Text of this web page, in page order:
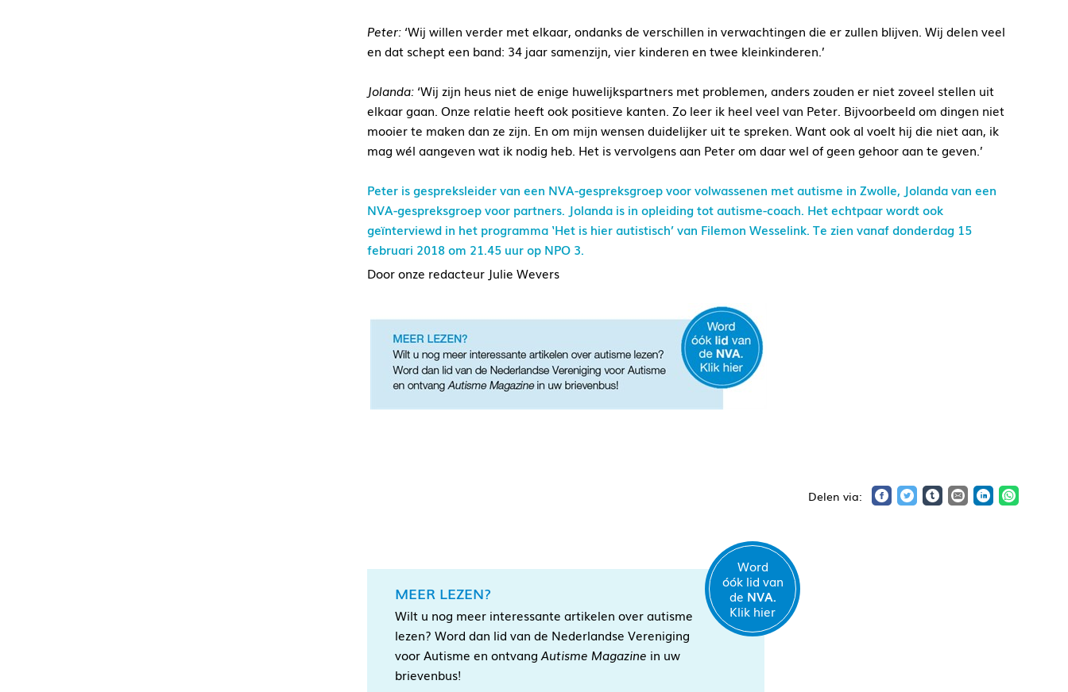
Peter: ‘Wij willen verder met elkaar, ondanks de verschillen in verwachtingen die er zullen blijven. Wij delen veel
en dat schept een band: 34 jaar samenzijn, vier kinderen en twee kleinkinderen.’
Jolanda: ‘Wij zijn heus niet de enige huwelijkspartners met problemen, anders zouden er niet zoveel stellen uit
elkaar gaan. Onze relatie heeft ook positieve kanten. Zo leer ik heel veel van Peter. Bijvoorbeeld om dingen niet
mooier te maken dan ze zijn. En om mijn wensen duidelijker uit te spreken. Want ook al voelt hij die niet aan, ik
mag wél aangeven wat ik nodig heb. Het is vervolgens aan Peter om daar wel of geen gehoor aan te geven.’
Peter is gespreksleider van een NVA-gespreksgroep voor volwassenen met autisme in Zwolle, Jolanda van een
NVA-gespreksgroep voor partners. Jolanda is in opleiding tot autisme-coach. Het echtpaar wordt ook
geïnterviewd in het programma ‘Het is hier autistisch’ van Filemon Wesselink. Te zien vanaf donderdag 15
februari 2018 om 21.45 uur op NPO 3.
Door onze redacteur Julie Wevers
MEER LEZEN?
Wilt u nog meer interessante artikelen over autisme
lezen? Word dan lid van de Nederlandse Vereniging
voor Autisme en ontvang Autisme Magazine in uw
brievenbus!
Word
óók lid van
de NVA.
Klik hier